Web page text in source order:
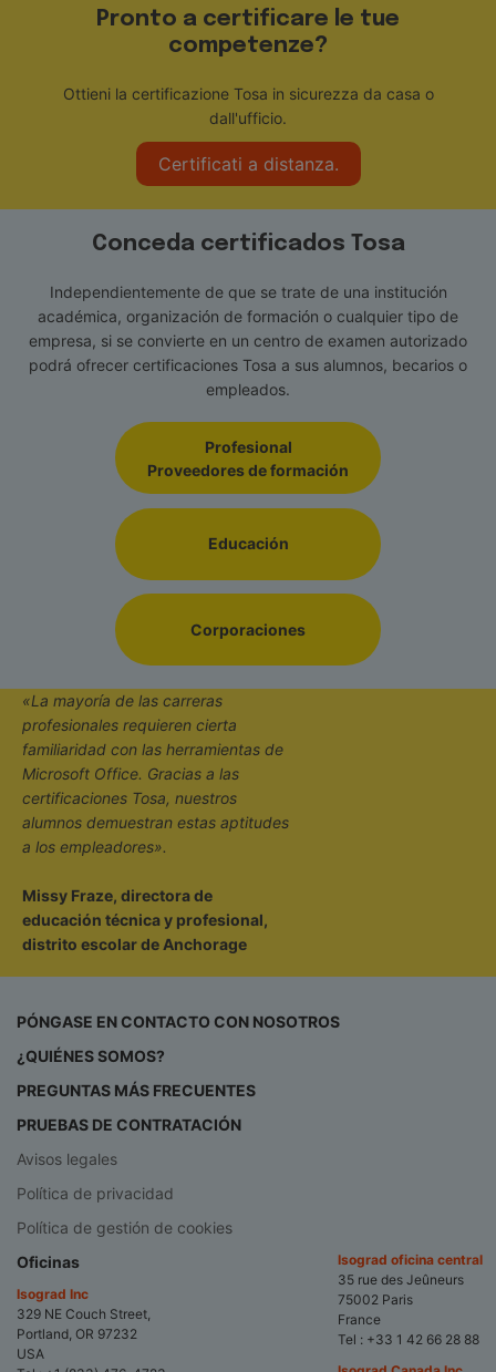
Pronto a certificare le tue
competenze?
Ottieni la certificazione Tosa in sicurezza da casa o
dall'ufficio.
Certificati a distanza.
Conceda certificados Tosa
Independientemente de que se trate de una institución
académica, organización de formación o cualquier tipo de
empresa, si se convierte en un centro de examen autorizado
podrá ofrecer certificaciones Tosa a sus alumnos, becarios o
empleados.
Profesional
Proveedores de formación
Educación
Corporaciones
«La mayoría de las carreras
profesionales requieren cierta
familiaridad con las herramientas de
Microsoft Office. Gracias a las
certificaciones Tosa, nuestros
alumnos demuestran estas aptitudes
a los empleadores».
Missy Fraze, directora de
educación técnica y profesional,
distrito escolar de Anchorage
PÓNGASE EN CONTACTO CON NOSOTROS
¿QUIÉNES SOMOS?
PREGUNTAS MÁS FRECUENTES
PRUEBAS DE CONTRATACIÓN
Avisos legales
Política de privacidad
Política de gestión de cookies
Oficinas
Isograd Inc
329 NE Couch Street,
Portland, OR 97232
USA
Isograd oficina central
35 rue des Jeûneurs
75002 Paris
France
Tel : +33 1 42 66 28 88